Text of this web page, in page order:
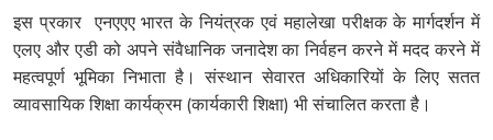
इस प्रकार एनएएए भारत के नियंत्रक एवं महालेखा परीक्षक के मार्गदर्शन में
एलए और एडी को अपने संवैधानिक जनादेश का निर्वहन करने में मदद करने में
महत्वपूर्ण भूमिका निभाता है। संस्थान सेवारत अधिकारियों के लिए सतत
व्यावसायिक शिक्षा कार्यक्रम (कार्यकारी शिक्षा) भी संचालित करता है।